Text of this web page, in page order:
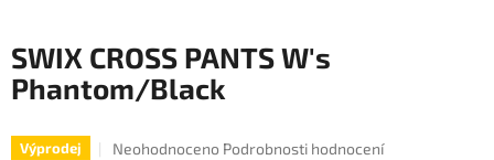
SWIX CROSS PANTS W's
Phantom/Black
Výprodej Průměrné hodnocení produktu je 0,0 z 5 hvězdiček.
Neohodnoceno Podrobnosti hodnocení